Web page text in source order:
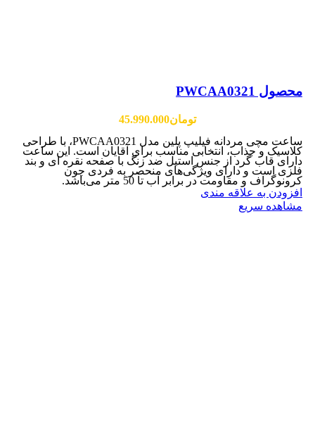
محصول PWCAA0321
تومان45.990.000
ساعت مچی مردانه فیلیپ پلین مدل PWCAA0321، با طراحی
کلاسیک و جذاب، انتخابی مناسب برای آقایان است. این ساعت
دارای قاب گرد از جنس استیل ضد زنگ با صفحه نقره ای و بند
فلزی است و دارای ویژگی‌های منحصر به فردی چون
کرونوگراف و مقاومت در برابر آب تا 50 متر می‌باشد.
افزودن به علاقه مندی
مشاهده سریع